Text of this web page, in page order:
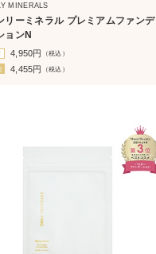
MINERALS
リーミネラル プレミアムファンデ
ョンN
4,950円
（税込）
4,455円 （税込）